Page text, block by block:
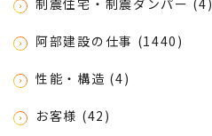
制震住宅・制震ダンパー (4)
阿部建設の仕事 (1440)
性能・構造 (4)
お客様 (42)